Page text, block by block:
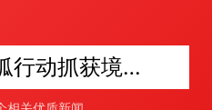
公安部：猎狐行动抓获境外逃犯880余名